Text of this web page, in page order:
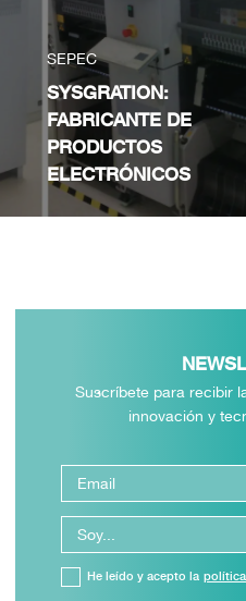
SEPEC
SYSGRATION:
FABRICANTE DE
PRODUCTOS
ELECTRÓNICOS
Suscríbete para recibir
innovación y
He leído y acepto la